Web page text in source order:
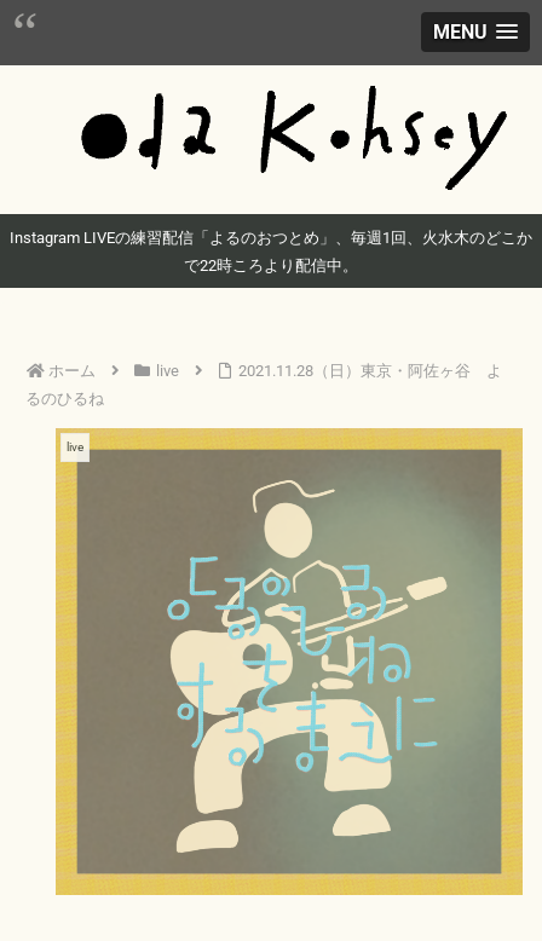
MENU
Instagram LIVEの練習配信「よるのおつとめ」、毎週1回、火水木のどこか
で22時ころより配信中。
ホーム live
2021.11.28（日）東京・阿佐ヶ谷 よ
るのひるね
live